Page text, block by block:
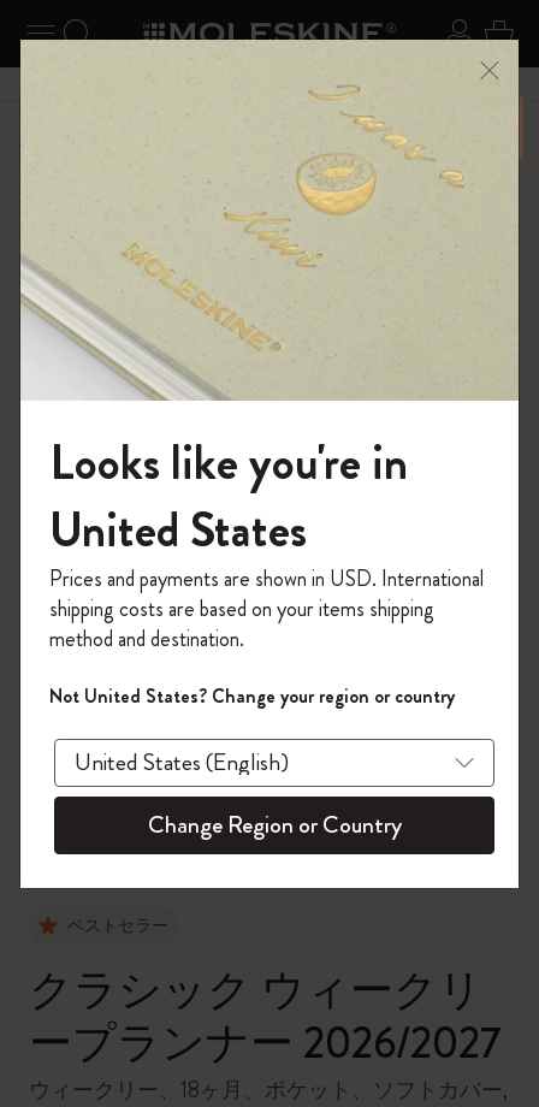
ナビゲーションの切替 ログ
検索 (キーワードなど) カ
6,500円以上のご購入で送料無料 メニ
ーを閉じる
ショップ 18ヶ月プランナー
ベストセラー
クラシック ウィークリ
ープランナー 2026/2027
ウィークリー、18ヶ月、ポケット、ソフトカバー,
モレスキンの世界へようこそ
「WELCOME10」を入力すると、初回注
文が10%オフ＋送料無料になります。セ
ール・アウトレット品は適用外。
Moleskineアカウントを作成して限定オフ
ァーや会員特典、さらに多くのインスピ
レーションを手に入れましょう。
今すぐ会員登録 !
Looks like you're in
United States
Prices and payments are shown in USD. International
shipping costs are based on your items shipping
method and destination.
Not United States? Change your region or country
Change Region or Country